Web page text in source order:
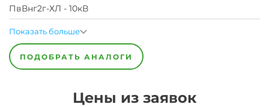
ПвВнг2г-ХЛ - 10кВ
Показать больше
ПОДОБРАТЬ АНАЛОГИ
Цены из заявок